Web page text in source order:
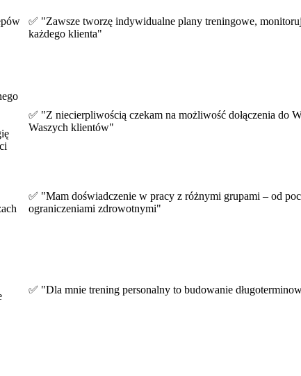
✅ "Zawsze tworzę indywidualne plany treningowe,
każdego klienta"
✅ "Z niecierpliwością czekam na możliwość dołączenia do
Waszych klientów"
✅ "Mam doświadczenie w pracy z różnymi grupami – od
ograniczeniami zdrowotnymi"
✅ "Dla mnie trening personalny to budowanie